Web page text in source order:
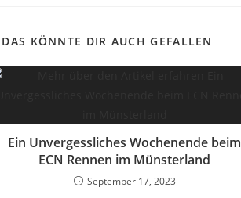
DAS KÖNNTE DIR AUCH GEFALLEN
Ein Unvergessliches Wochenende beim
ECN Rennen im Münsterland
September 17, 2023